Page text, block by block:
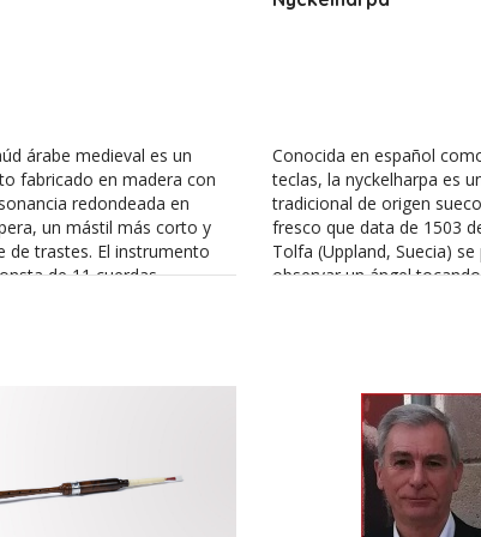
árabe medieval es un
fabricado en madera con
redondeada en
un mástil más corto y
de trastes. El instrumento
de 11 cuerdas
Conocida en español
teclas, la nyckelharpa es
tradicional de origen
fresco que data de 1503
Tolfa (Uppland, Suecia) se
observar un ángel